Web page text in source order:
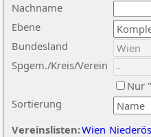
Nachname
Ebene
Sortierung
Bundesland
Spgem./Kreis/Verein
Nur
Vereinslisten:Wien